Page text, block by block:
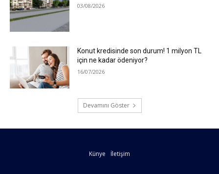
03/08/2026
Konut kredisinde son durum! 1 milyon TL
için ne kadar ödeniyor?
16/07/2026
Devamını Göster
Künye İletişim